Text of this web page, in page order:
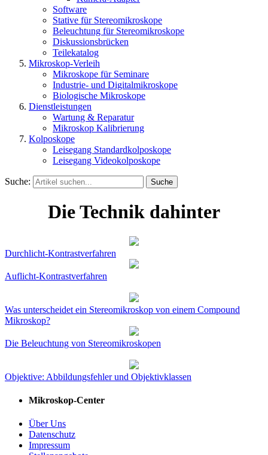
Software
Stative für Stereomikroskope
Beleuchtung für Stereomikroskope
Diskussionsbrücken
Teilekatalog
Mikroskop-Verleih
Mikroskope für Seminare
Industrie- und Digitalmikroskope
Biologische Mikroskope
Dienstleistungen
Wartung & Reparatur
Mikroskop Kalibrierung
Kolposkope
Leisegang Standardkolposkope
Leisegang Videokolposkope
Suche: Suche
Die Technik dahinter
Durchlicht-Kontrastverfahren
Auflicht-Kontrastverfahren
Was unterscheidet ein Stereomikroskop von einem Compound
Mikroskop?
Die Beleuchtung von Stereomikroskopen
Objektive: Abbildungsfehler und Objektivklassen
Mikroskop-Center
Über Uns
Datenschutz
Impressum